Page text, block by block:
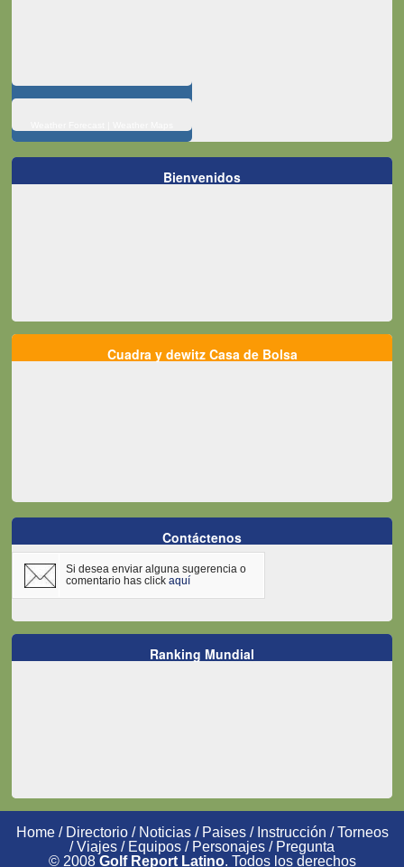
Bienvenidos
Cuadra y dewitz Casa de Bolsa
Contáctenos
Si desea enviar alguna sugerencia o
comentario has clickaquí
Ranking Mundial
Home/ Directorio/ Noticias/ Paises/ Instrucción /Torneos
/Viajes / Equipos / Personajes / Pregunta
© 2008 Golf Report Latino. Todos los derechos